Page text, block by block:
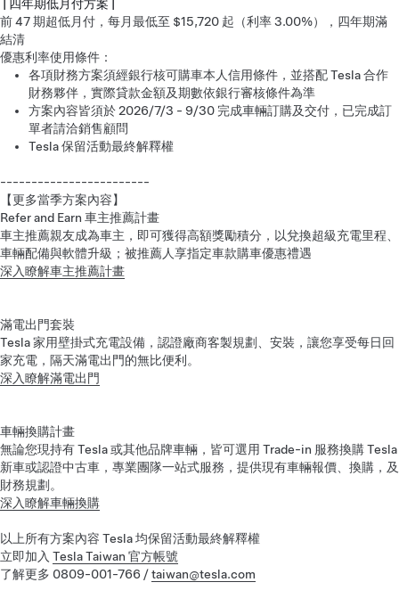
| 四年期低月付方案 |
前 47 期超低月付，每月最低至 $15,720 起（利率 3.00%），四年期滿
結清
優惠利率使用條件：
各項財務方案須經銀行核可購車本人信用條件，並搭配 Tesla 合作
財務夥伴，實際貸款金額及期數依銀行審核條件為準
方案內容皆須於 2026/7/3 - 9/30 完成車輛訂購及交付，已完成訂
單者請洽銷售顧問
Tesla 保留活動最終解釋權
------------------------
【更多當季方案內容】
Refer and Earn 車主推薦計畫
車主推薦親友成為車主，即可獲得高額獎勵積分，以兌換超級充電里程、
車輛配備與軟體升級；被推薦人享指定車款購車優惠禮遇
深入瞭解車主推薦計畫
滿電出門套裝
Tesla 家用壁掛式充電設備，認證廠商客製規劃、安裝，讓您享受每日回
家充電，隔天滿電出門的無比便利。
深入瞭解滿電出門
車輛換購計畫
無論您現持有 Tesla 或其他品牌車輛，皆可選用 Trade-in 服務換購 Tesla
新車或認證中古車，專業團隊一站式服務，提供現有車輛報價、換購，及
財務規劃。
深入瞭解車輛換購
以上所有方案內容 Tesla 均保留活動最終解釋權
立即加入 Tesla Taiwan 官方帳號
了解更多 0809-001-766 /taiwan@tesla.com